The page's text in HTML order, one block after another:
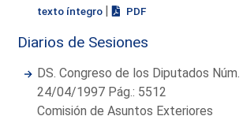
texto íntegro | PDF
Diarios de Sesiones
DS. Congreso de los Diputados
24/04/1997 Pág.: 5512
Comisión de Asuntos Exteriores